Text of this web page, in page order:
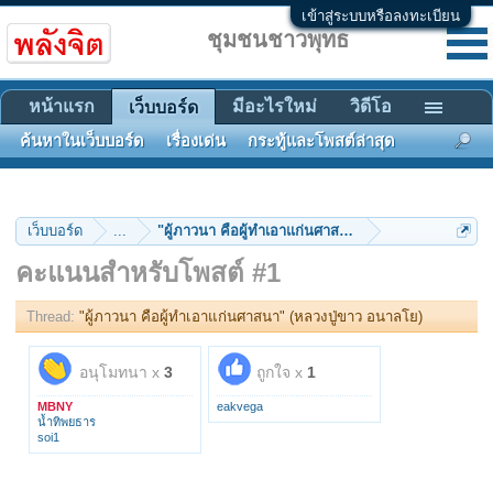
เข้าสู่ระบบหรือลงทะเบียน
เว็บบอร์ด ... "ผู้ภาวนา คือผู้ทำเอาแก่นศาสนา" (หลวงปู่ขาว อนาลโ
คะแนนสำหรับโพสต์ #1
Thread: "ผู้ภาวนา คือผู้ทำเอาแก่นศาสนา" (หลวงปู่ขาว อนาลโย)
อนุโมทนา x 3
MBNY
น้ำทิพยธาร
soi1
ถูกใจ x 1
eakvega
ชุมชนชาวพุทธ
หน้าแรก เว็บบอร์ด
ค้นหาในเว็บบอร์ด เรื่องเด่น กระทู้และโพสต์ล่าสุด
มีอะไรใหม่ วิดีโอ